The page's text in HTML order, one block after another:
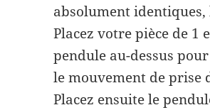
absolument identiques,
Placez votre pièce de 1
pendule au-dessus
le mouvement de prise
Placez ensuite le